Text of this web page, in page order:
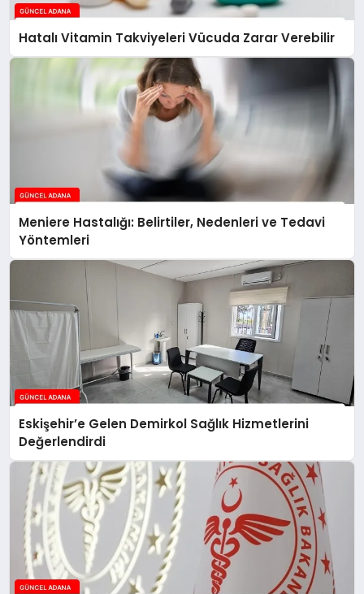
Hatalı Vitamin Takviyeleri Vücuda Zarar Verebilir
Meniere Hastalığı: Belirtiler, Nedenleri ve Tedavi
Yöntemleri
Eskişehir’e Gelen Demirkol Sağlık Hizmetlerini
Değerlendirdi